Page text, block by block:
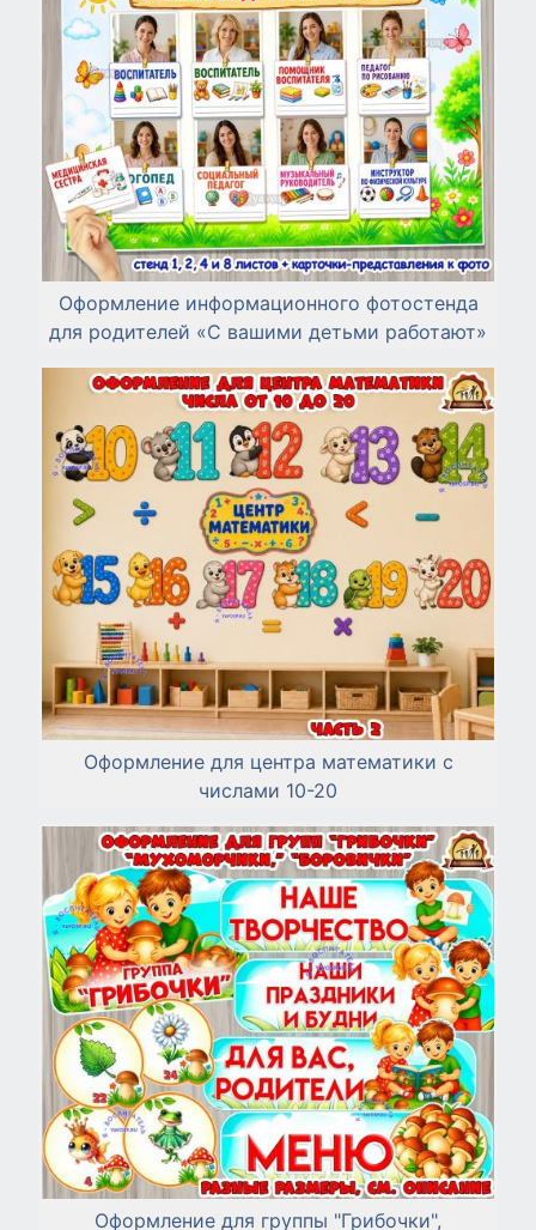
Оформление информационного фотостенда
для родителей «С вашими детьми работают»
Оформление для центра математики с
числами 10-20
Оформление для группы "Грибочки",